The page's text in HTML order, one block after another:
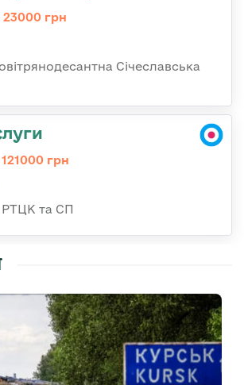
23000 грн
Січеславська
грн
РТЦК та СП